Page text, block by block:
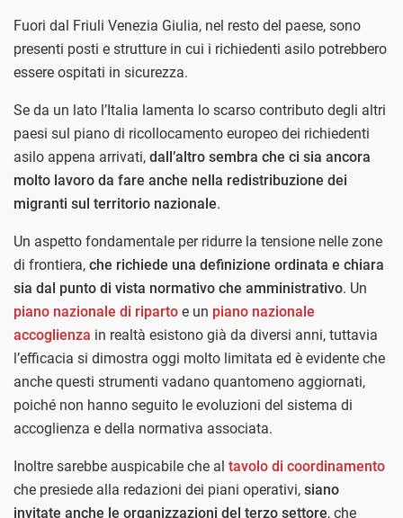
Fuori dal Friuli Venezia Giulia, nel resto del paese, sono
presenti posti e strutture in cui i richiedenti asilo potrebbero
essere ospitati in sicurezza.
Se da un lato l’Italia lamenta lo scarso contributo degli altri
paesi sul piano di ricollocamento europeo dei richiedenti
asilo appena arrivati, dall’altro sembra che ci sia ancora
molto lavoro da fare anche nella redistribuzione dei
migranti sul territorio nazionale.
Un aspetto fondamentale per ridurre la tensione nelle zone
di frontiera, che richiede una definizione ordinata e chiara
sia dal punto di vista normativo che amministrativo. Un
piano nazionale di riparto e un piano nazionale
accoglienza in realtà esistono già da diversi anni, tuttavia
l’efficacia si dimostra oggi molto limitata ed è evidente che
anche questi strumenti vadano quantomeno aggiornati,
poiché non hanno seguito le evoluzioni del sistema di
accoglienza e della normativa associata.
Inoltre sarebbe auspicabile che al tavolo di coordinamento
che presiede alla redazioni dei piani operativi, siano
invitate anche le organizzazioni del terzo settore, che